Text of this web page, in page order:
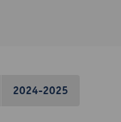
2024-2025